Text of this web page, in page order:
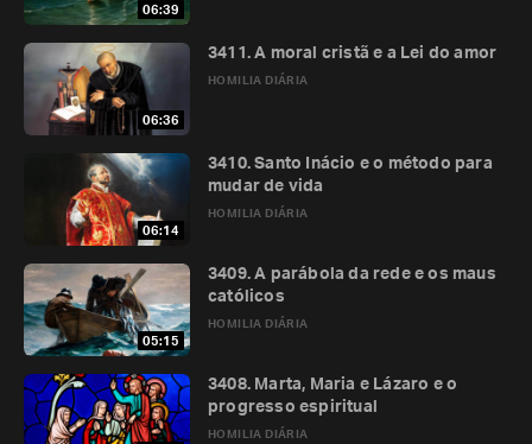
06:39
06:36
HOMILIA DIÁRIA
3411. A moral cristã e a Lei do amor
06:14
HOMILIA DIÁRIA
3410. Santo Inácio e o método para
mudar de vida
05:15
HOMILIA DIÁRIA
3409. A parábola da rede e os maus
católicos
HOMILIA DIÁRIA
3408. Marta, Maria e Lázaro e o
progresso espiritual